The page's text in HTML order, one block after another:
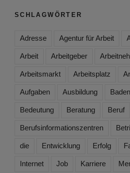
SCHLAGWÖRTER
Adresse Agentur für Arbeit
Arbeit Arbeitgeber
Arbeitsmarkt Arbeitsplatz
Aufgaben Ausbildung
Bedeutung Beratung Beruf
Berufsinformationszentren
die Entwicklung Erfolg
Internet Job Karriere